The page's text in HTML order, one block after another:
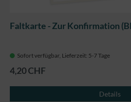
Faltkarte - Zur Konfirmation
Sofort verfügbar, Lieferzeit: 5-7 Tage
4,20 CHF
Details